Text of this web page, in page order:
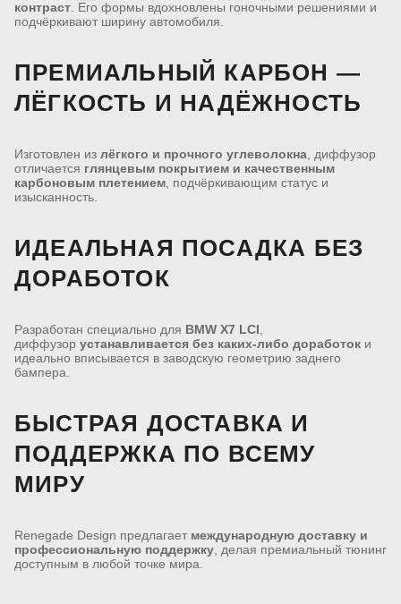
контраст . Его формы вдохновлены гоночными решениями и
подчёркивают ширину автомобиля.
ПРЕМИАЛЬНЫЙ КАРБОН —
ЛЁГКОСТЬ И НАДЁЖНОСТЬ
Изготовлен из лёгкого и прочного углеволокна , диффузор
отличается глянцевым покрытием и качественным
карбоновым плетением , подчёркивающим статус и
изысканность.
ИДЕАЛЬНАЯ ПОСАДКА БЕЗ
ДОРАБОТОК
Разработан специально для BMW X7 LCI
диффузор устанавливается без каких-либо доработок и
идеально вписывается в заводскую геометрию заднего
бампера.
БЫСТРАЯ ДОСТАВКА И
ПОДДЕРЖКА ПО ВСЕМУ
МИРУ
Renegade Design предлагает международную доставку и
профессиональную поддержку , делая премиальный тюнинг
доступным в любой точке мира.